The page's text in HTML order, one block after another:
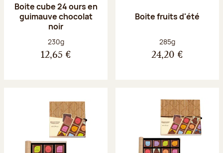
Boite cube 24 ours en
guimauve chocolat
noir
Poids net :
230g
12,65 €
Boite fruits d'été
Poids net :
285g
24,20 €